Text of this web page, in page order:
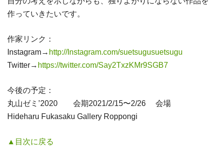
作っていきたいです。
作家リンク：
Instagram→ http://Instagram.com/suetsugusuetsugu
Twitter→ https://twitter.com/Say2TxzKMr9SGB7
今後の予定：
丸山ゼミ’2020 会期2021/2/15〜2/26 会場
Hideharu Fukasaku Gallery Roppongi
▲目次に戻る